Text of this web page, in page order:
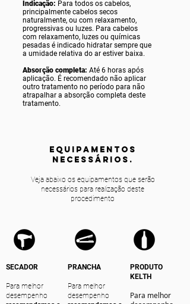
Indicação: Para todos os cabelos,
principalmente cabelos secos
naturalmente, ou com relaxamento,
progressivas ou luzes. Para cabelos
com relaxamento, luzes ou químicas
pesadas é indicado hidratar sempre que
a umidade relativa do ar estiver baixa.
Absorção completa: Até 6 horas após
aplicação. É recomendado não aplicar
outro tratamento no período para não
atrapalhar a absorção completa deste
tratamento.
equipamentos
NECESSÁRIOS.
Veja abaixo os equipamentos que serão
necessários para realização deste
procedimento
SECADOR
Para melhor
desempenho
PRANCHA
Para melhor
desempenho
PRODUTO
KELTH
Para melhor